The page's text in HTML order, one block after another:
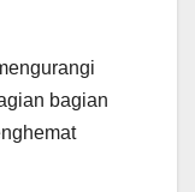
bagian